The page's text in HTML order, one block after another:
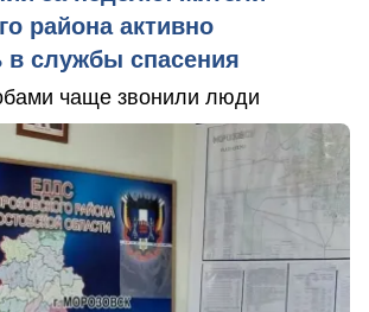
района активно
службы спасения
чаще звонили люди